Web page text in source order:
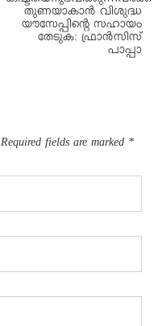
തുണയാകാൻ വിശുദ്ധ
യൗസേപ്പിന്റെ സഹായം
തേടുക: ഫ്രാൻസിസ്
പാപ്പാ
Required fields are marked *